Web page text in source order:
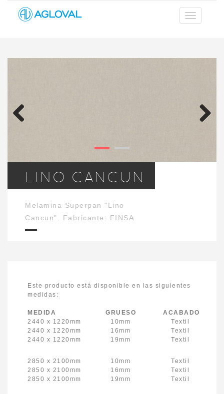
LINO CANCUN
Melamina Superpan "Lino
Cancun". Fabricante: FINSA
Este producto está disponible en las siguientes
medidas:
MEDIDA GRUESO ACABADO
2440 x 1220mm 10mm Textil
2440 x 1220mm 16mm Textil
2440 x 1220mm 19mm Textil
2850 x 2100mm 10mm Textil
2850 x 2100mm 16mm Textil
2850 x 2100mm 19mm Textil